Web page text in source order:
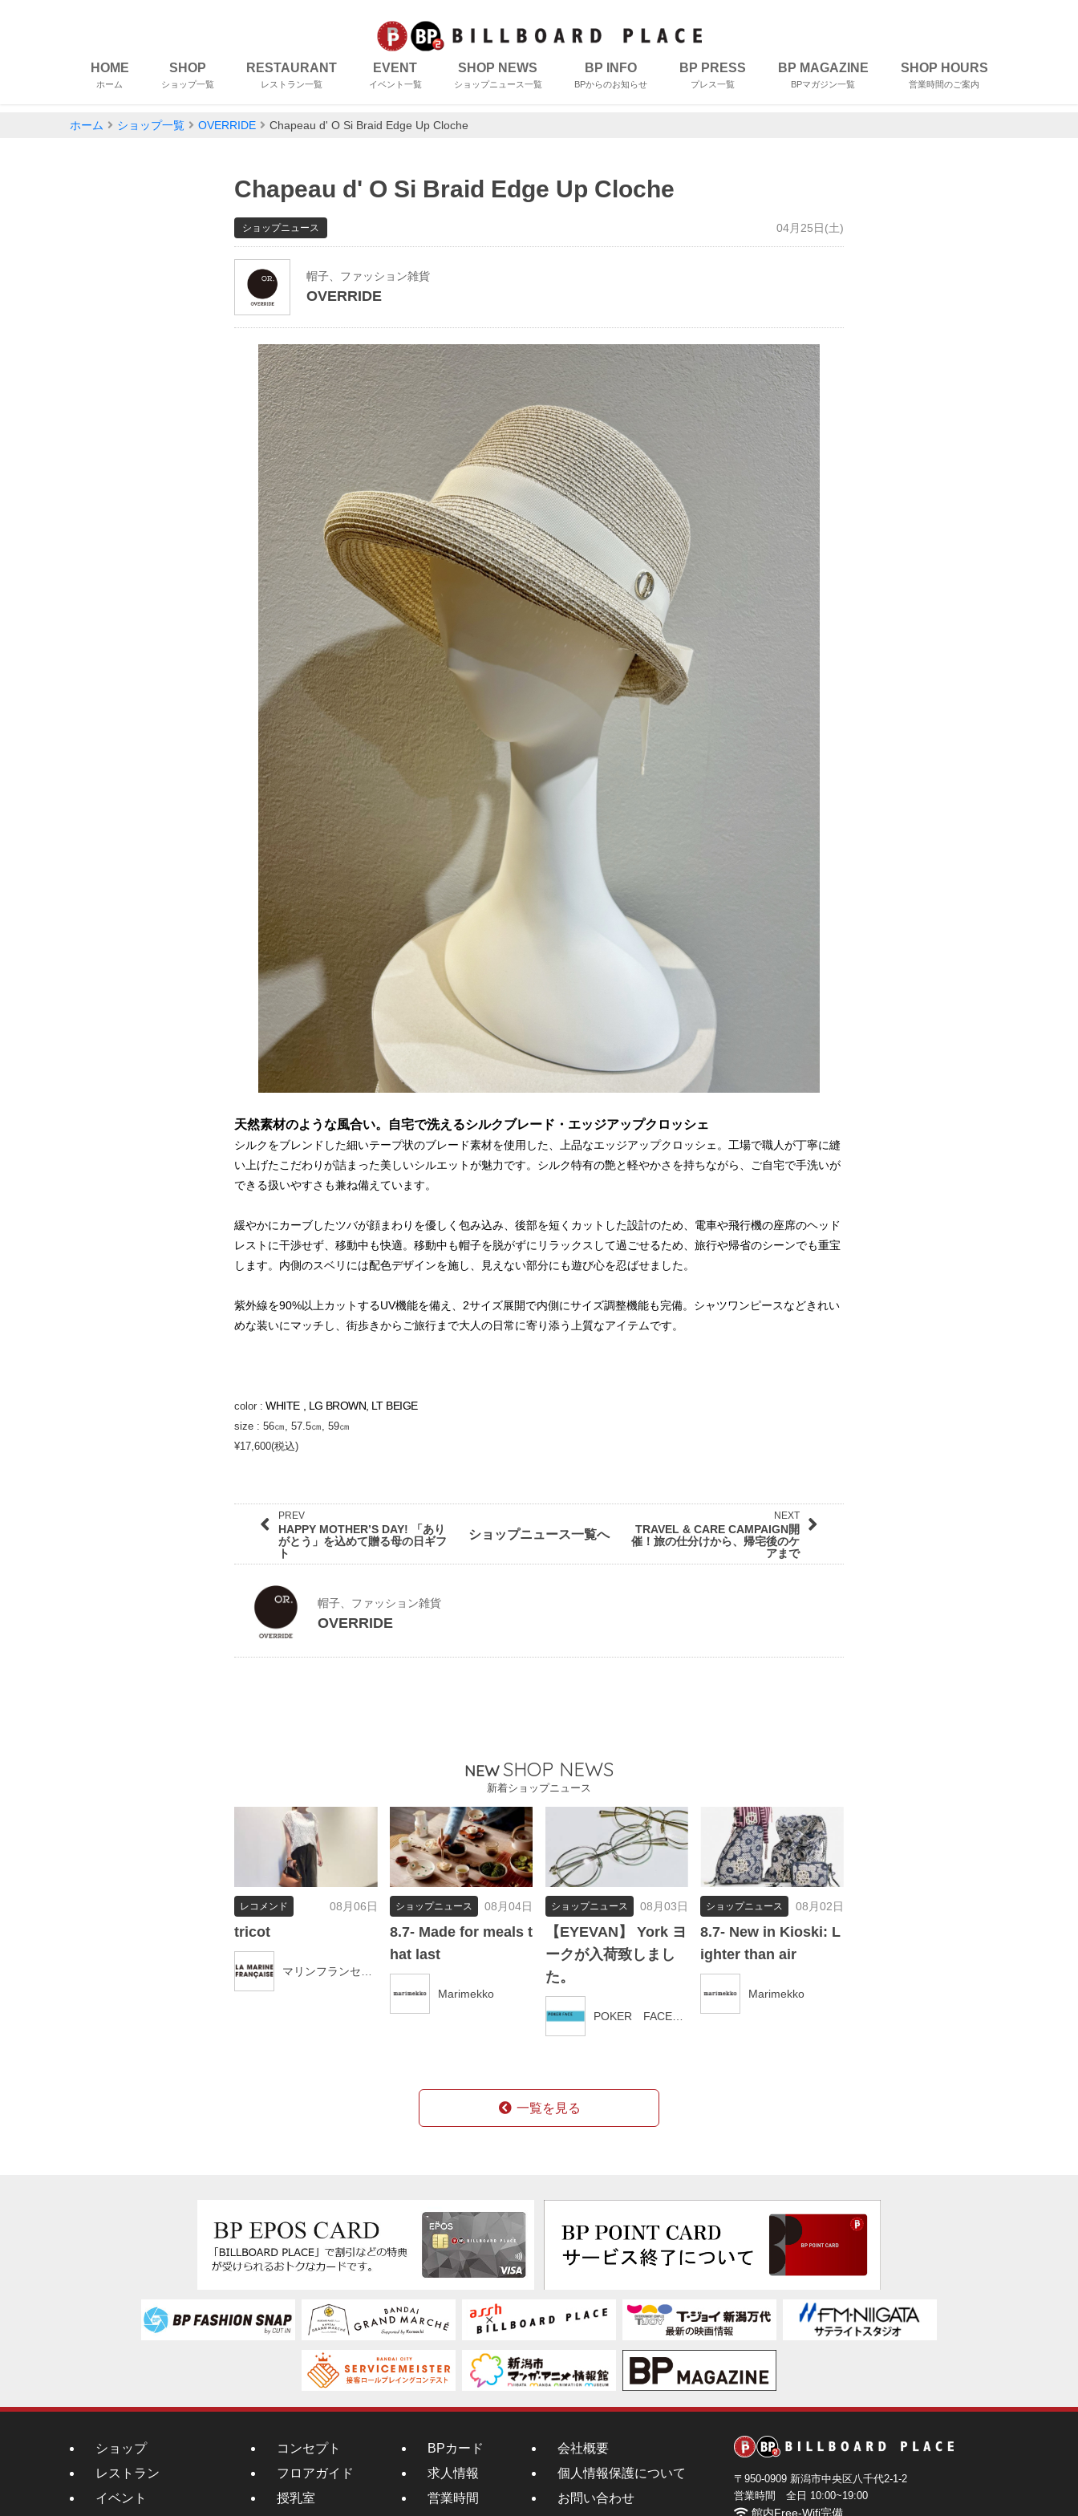
HOME
ホーム
SHOP
ショップ一覧
RESTAURANT
レストラン一覧
EVENT
イベント一覧
SHOP NEWS
ショップニュース一覧
BP INFO
BPからのお知らせ
BP PRESS
プレス一覧
BP MAGAZINE
BPマガジン一覧
SHOP HOURS
営業時間のご案内
ホーム ショップ一覧 OVERRIDE Chapeau d' O Si Braid Edge Up Cloche
Chapeau d' O Si Braid Edge Up Cloche
04月25日(土)
ショップニュース
帽子、ファッション雑貨
OVERRIDE
天然素材のような風合い。自宅で洗えるシルクブレード・エッジアップクロッシェ
シルクをブレンドした細いテープ状のブレード素材を使用した、上品なエッジアップクロッシェ。工場で職人が丁寧に縫
い上げたこだわりが詰まった美しいシルエットが魅力です。シルク特有の艶と軽やかさを持ちながら、ご自宅で手洗いが
できる扱いやすさも兼ね備えています。
緩やかにカーブしたツバが顔まわりを優しく包み込み、後部を短くカットした設計のため、電車や飛行機の座席のヘッド
レストに干渉せず、移動中も快適。移動中も帽子を脱がずにリラックスして過ごせるため、旅行や帰省のシーンでも重宝
します。内側のスベリには配色デザインを施し、見えない部分にも遊び心を忍ばせました。
紫外線を90%以上カットするUV機能を備え、2サイズ展開で内側にサイズ調整機能も完備。シャツワンピースなどきれい
めな装いにマッチし、街歩きからご旅行まで大人の日常に寄り添う上質なアイテムです。
color : WHITE LG BROWN LT BEIGE
size : 56㎝, 57.5㎝, 59㎝
¥17,600(税込)
PREV
HAPPY MOTHER’S DAY! 「あり
がとう」を込めて贈る母の日ギフ
ト
ショップニュース一覧へ
NEXT
TRAVEL & CARE CAMPAIGN開
催！旅の仕分けから、帰宅後のケ
アまで
帽子、ファッション雑貨
OVERRIDE
NEWSHOP NEWS
新着ショップニュース
08月06日
レコメンド
tricot
マリンフランセーズ
08月04日
ショップニュース
8.7- Made for meals t
hat last
Marimekko
08月03日
ショップニュース
【EYEVAN】 York ヨ
ークが入荷致しまし
た。
POKER FACE新潟店
08月02日
ショップニュース
8.7- New in Kioski: L
ighter than air
Marimekko
一覧を見る
ショップ
レストラン
イベント
コンセプト
フロアガイド
授乳室
BPカード
求人情報
営業時間
会社概要
個人情報保護について
お問い合わせ
〒950-0909 新潟市中央区八千代2-1-2
営業時間 全日 10:00~19:00
館内Free-Wifi完備